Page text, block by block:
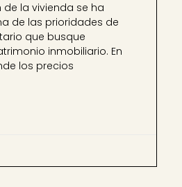
de la vivienda se ha
de las prioridades de
que busque
inmobiliario. En
los precios